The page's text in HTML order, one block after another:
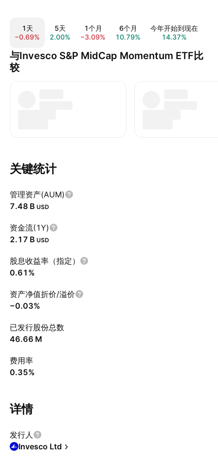
1天
−0.69%
5天
2.00%
1个月
−3.09%
6个月
10.79%
今年开始到现在
14.37%
与Invesco S&P MidCap Momentum ETF比
较
关键统计
管理资产(AUM)
‪7.48 B‬ USD
资金流(1Y)
‪2.17 B‬ USD
股息收益率（指定）
0.61%
资产净值折价/溢价
−0.03%
已发行股份总数
‪46.66 M‬
费用率
0.35%
详情
发行人
Invesco Ltd